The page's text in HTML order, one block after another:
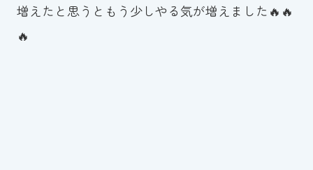
増えたと思うともう少しやる気が増えました🔥🔥
🔥